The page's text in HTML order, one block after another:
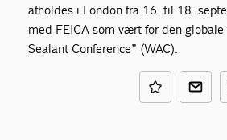
afholdes i London fra 16. til 18.
med FEICA som vært for den
Sealant Conference” (WAC).